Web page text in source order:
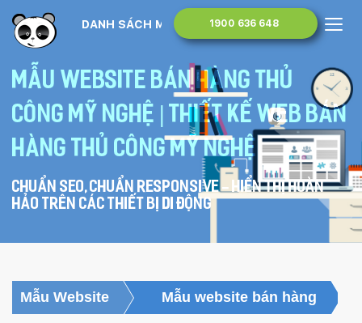
1900 636 648
DANH SÁCH MẪU WEBSITE
Mẫu website bán hàng thủ
công mỹ nghệ | Thiết kế web bán
hàng thủ công mỹ nghệ
Chuẩn SEO, chuẩn Responsive - hiển thị hoàn
hảo trên các thiết bị di động
Mẫu Website Mẫu website bán hàng